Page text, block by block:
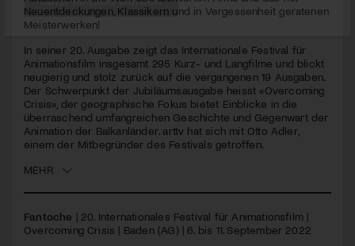
seconds
Neuentdeckungen, Klassikern und in Vergessenheit geratenen
Meisterwerken!
In seiner 20. Ausgabe zeigt das Internationale Festival für
Animationsfilm insgesamt 295 Kurz- und Langfilme und blickt
neugierig und stolz zurück auf die vergangenen 19 Ausgaben.
Der Schwerpunkt der Jubiläumsausgabe heisst «Overcoming
Crisis», der geographische Fokus bietet Einblicke in die
überraschend umfangreichen Geschichte und Gegenwart der
Animation der Balkanländer. arttv hat sich mit Otto Adler,
einem der Mitbegründer des Festivals getroffen.
MEHR
Fantoche | 20. Internationales Festival für Animationsfilm |
Overcoming Crisis | Baden (AG) | 6. bis 11. September 2022